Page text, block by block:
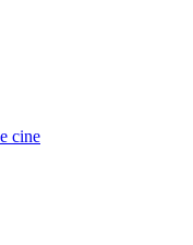
cine